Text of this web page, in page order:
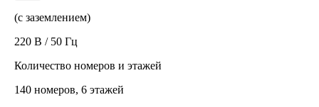
(с заземлением)
220 В / 50 Гц
Количество номеров и этажей
140 номеров, 6 этажей